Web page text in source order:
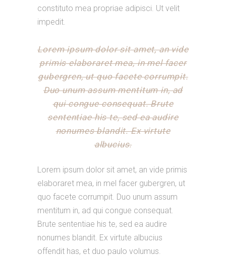
constituto mea propriae adipisci. Ut velit
impedit.
Lorem ipsum dolor sit amet, an vide
primis elaboraret mea, in mel facer
gubergren, ut quo facete corrumpit.
Duo unum assum mentitum in, ad
qui congue consequat. Brute
sententiae his te, sed ea audire
nonumes blandit. Ex virtute
albucius.
Lorem ipsum dolor sit amet, an vide primis
elaboraret mea, in mel facer gubergren, ut
quo facete corrumpit. Duo unum assum
mentitum in, ad qui congue consequat.
Brute sententiae his te, sed ea audire
nonumes blandit. Ex virtute albucius
offendit has, et duo paulo volumus.